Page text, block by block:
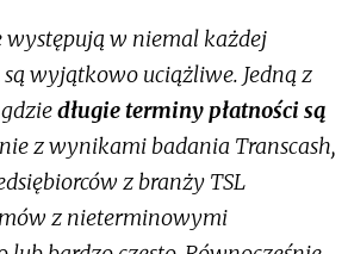
występują w niemal każdej
wyjątkowo uciążliwe. Jedną z
długie terminy płatności są
z wynikami badania Transcash,
z branży TSL
z nieterminowymi